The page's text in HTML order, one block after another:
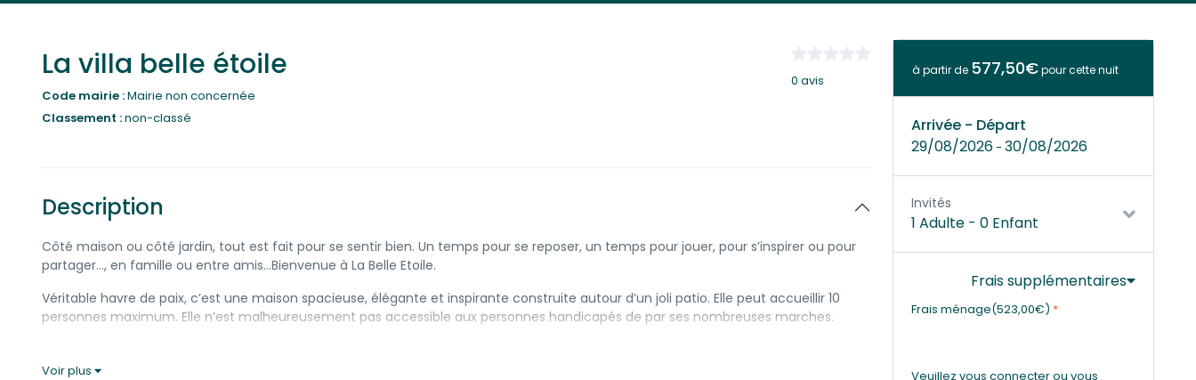
La villa belle étoile
Code mairie :Mairie non concernée
Classement :non-classé
0 avis
Description
Côté maison ou côté jardin, tout est fait pour se sentir bien. Un temps pour se reposer, un temps pour jouer, pour s’inspirer ou pour
partager…, en famille ou entre amis…Bienvenue à La Belle Etoile.
Véritable havre de paix, c’est une maison spacieuse, élégante et inspirante construite autour d’un joli patio. Elle peut accueillir 10
personnes maximum. Elle n’est malheureusement pas accessible aux personnes handicapés de par ses nombreuses marches.
et d’un babyfoot pour des moments de complicités.
Voir plus
à partir de 577,50€pour cette nuit
Arrivée - Départ
29/08/2026- 30/08/2026
Invités
1 Adulte- 0 Enfant
Frais supplémentaires
Frais ménage(523,00€) *
Veuillez vous connecter ou vous